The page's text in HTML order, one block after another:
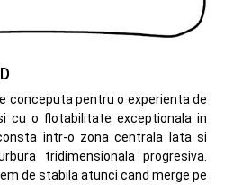
conceputa pentru o experienta de
cu o flotabilitate exceptionala in
intr-o zona centrala lata si
tridimensionala progresiva.
de stabila atunci cand merge pe